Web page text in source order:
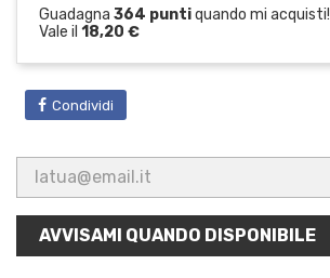
Guadagna 364 puntiquando mi acquisti!
Vale il 18,20 €
Condividi
AVVISAMI QUANDO DISPONIBILE